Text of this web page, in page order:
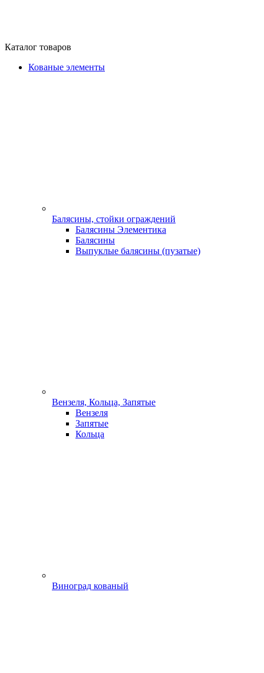
Каталог товаров
Кованые элементы
Балясины, стойки ограждений
Балясины Элементика
Балясины
Выпуклые балясины (пузатые)
Вензеля, Кольца, Запятые
Вензеля
Запятые
Кольца
Виноград кованый